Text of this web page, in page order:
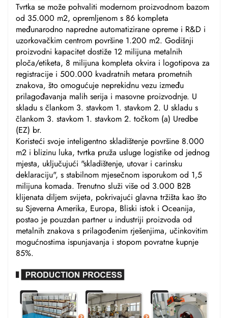
Tvrtka se može pohvaliti modernom proizvodnom bazom
od 35.000 m2, opremljenom s 86 kompleta
međunarodno napredne automatizirane opreme i R&D i
uzorkovačkim centrom površine 1.200 m2. Godišnji
proizvodni kapacitet dostiže 12 milijuna metalnih
ploča/etiketa, 8 milijuna kompleta okvira i logotipova za
registracije i 500.000 kvadratnih metara prometnih
znakova, što omogućuje neprekidnu vezu između
prilagođavanja malih serija i masovne proizvodnje. U
skladu s člankom 3. stavkom 1. stavkom 2. U skladu s
člankom 3. stavkom 1. stavkom 2. točkom (a) Uredbe
(EZ) br.
Koristeći svoje inteligentno skladištenje površine 8.000
m2 i blizinu luka, tvrtka pruža usluge logistike od jednog
mjesta, uključujući "skladištenje, utovar i carinsku
deklaraciju", s stabilnom mjesečnom isporukom od 1,5
milijuna komada. Trenutno služi više od 3.000 B2B
klijenata diljem svijeta, pokrivajući glavna tržišta kao što
su Sjeverna Amerika, Europa, Bliski istok i Oceanija,
postao je pouzdan partner u industriji proizvoda od
metalnih znakova s prilagođenim rješenjima, učinkovitim
mogućnostima ispunjavanja i stopom povratne kupnje
85%.